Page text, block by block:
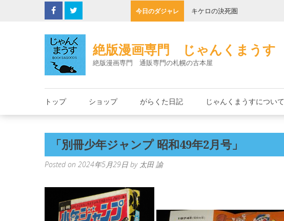
今日のダジャレ キケロの決死圏
絶版漫画専門 じゃんくまうす
絶版漫画専門 通販専門の札幌の古本屋
トップ ショップ がらくた日記 じゃんくまうすについて
「別冊少年ジャンプ 昭和49年2月号」
Posted on 2024年5月29日 by 太田 諭